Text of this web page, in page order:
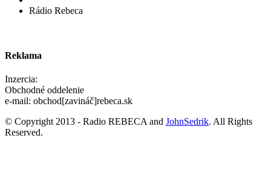
Rádio Rebeca
Reklama
Inzercia:
Obchodné oddelenie
e-mail: obchod[zavináč]rebeca.sk
© Copyright 2013 - Radio REBECA and JohnSedrik. All Rights
Reserved.